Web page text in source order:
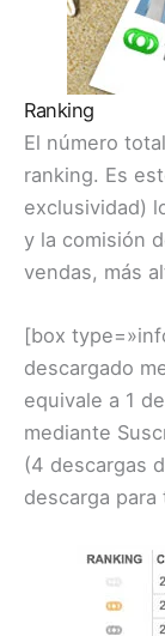
Ranking
El número
ranking. Es
exclusividad)
y la comisión
vendas, más
[box
descargado
equivale a 1
mediante
(4 descargas
descarga